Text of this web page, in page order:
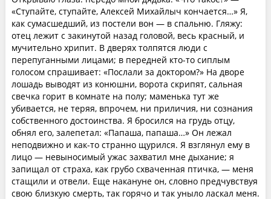
«Ступайте, ступайте, Алексей Михайлыч кончается…» Я,
как сумасшедший, из постели вон — в спальню. Гляжу:
отец лежит с закинутой назад головой, весь красный, и
мучительно хрипит. В дверях толпятся люди с
перепуганными лицами; в передней кто-то сиплым
голосом спрашивает: «Послали за доктором?» На дворе
лошадь выводят из конюшни, ворота скрипят, сальная
свечка горит в комнате на полу; маменька тут же
убивается, не теряя, впрочем, ни приличия, ни сознания
собственного достоинства. Я бросился на грудь отцу,
обнял его, залепетал: «Папаша, папаша…» Он лежал
неподвижно и как-то странно щурился. Я взглянул ему в
лицо — невыносимый ужас захватил мне дыхание; я
запищал от страха, как грубо схваченная птичка, — меня
стащили и отвели. Еще накануне он, словно предчувствуя
свою близкую смерть, так горячо и так уныло ласкал меня.